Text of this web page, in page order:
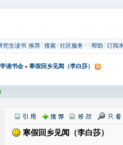
究生读书| 推荐| 搜索| 社区服务 帮助 订阅
读书会» 寒假回乡见闻（李白莎）
寒假回乡见闻（李白莎）